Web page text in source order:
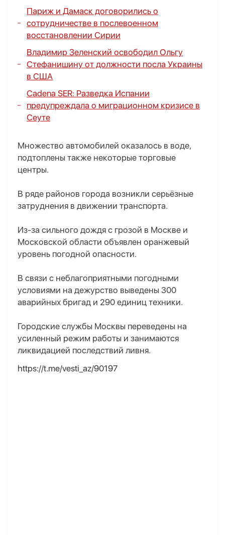
Париж и Дамаск договорились о
сотрудничестве в послевоенном
восстановлении Сирии
Владимир Зеленский освободил Ольгу
Стефанишину от должности посла Украины
в США
Cadena SER: Разведка Испании
предупреждала о миграционном кризисе в
Сеуте
Множество автомобилей оказалось в воде,
подтоплены также некоторые торговые
центры.
В ряде районов города возникли серьёзные
затруднения в движении транспорта.
Из-за сильного дождя с грозой в Москве и
Московской области объявлен оранжевый
уровень погодной опасности.
В связи с неблагоприятными погодными
условиями на дежурство выведены 300
аварийных бригад и 290 единиц техники.
Городские службы Москвы переведены на
усиленный режим работы и занимаются
ликвидацией последствий ливня.
https://t.me/vesti_az/90197